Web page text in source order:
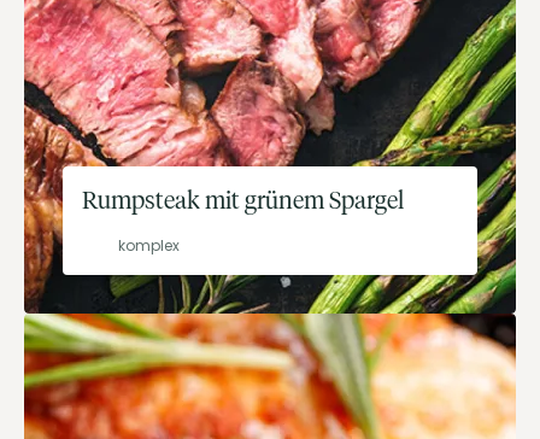
Rumpsteak mit grünem Spargel
komplex